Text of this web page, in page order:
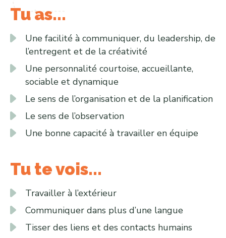
Tu as...
Une facilité à communiquer, du leadership, de
l’entregent et de la créativité
Une personnalité courtoise, accueillante,
sociable et dynamique
Le sens de l’organisation et de la planification
Le sens de l’observation
Une bonne capacité à travailler en équipe
Tu te vois...
Travailler à l’extérieur
Communiquer dans plus d’une langue
Tisser des liens et des contacts humains